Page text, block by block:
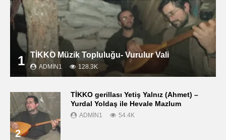
1 TİKKO Müzik Topluluğu- Vurulur Vali
ADMIN1 128.3K
2
TİKKO gerillası Yetiş Yalnız (Ahmet) –
Yurdal Yoldaş ile Hevale Mazlum
ADMIN1 54.4K